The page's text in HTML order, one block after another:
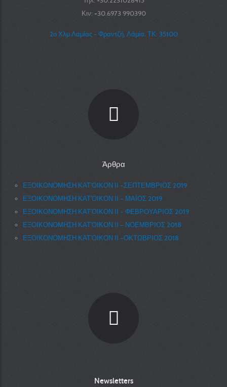
Κιν: +30.6973 990390
2ο Χλμ Λαμίας - Φραντζή, Λάμία, ΤΚ: 35100
Άρθρα
ΕΞΟΙΚΟΝΟΜΗΣΗ ΚΑΤ’ΟΙΚΟΝ ΙΙ –ΣΕΠΤΕΜΒΡΙΟΣ 2019
ΕΞΟΙΚΟΝΟΜΗΣΗ ΚΑΤ’ΟΙΚΟΝ ΙΙ – ΜΑΪΟΣ 2019
ΕΞΟΙΚΟΝΟΜΗΣΗ ΚΑΤ’ΟΙΚΟΝ ΙΙ – ΦΕΒΡΟΥΑΡΙΟΣ 2019
ΕΞΟΙΚΟΝΟΜΗΣΗ ΚΑΤ’ΟΙΚΟΝ ΙΙ – ΝΟΕΜΒΡΙΟΣ 2018
ΕΞΟΙΚΟΝΟΜΗΣΗ ΚΑΤ’ΟΙΚΟΝ ΙΙ –ΟΚΤΩΒΡΙΟΣ 2018
Newsletters